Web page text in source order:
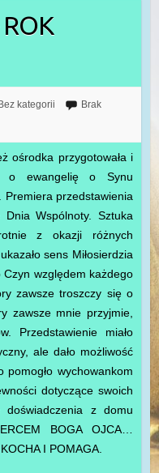
ROK
Bez kategorii
Brak
ośrodka przygotowała i
o ewangelię o Synu
Premiera przedstawienia
Wspólnoty. Sztuka
z okazji różnych
sens Miłosierdzia
Czyn względem każdego
zawsze troszczy się o
zawsze mnie przyjmie,
Przedstawienie miało
ale dało możliwość
wychowankom
dotyczące swoich
doświadczenia z domu
BOGA OJCA…
I POMAGA.